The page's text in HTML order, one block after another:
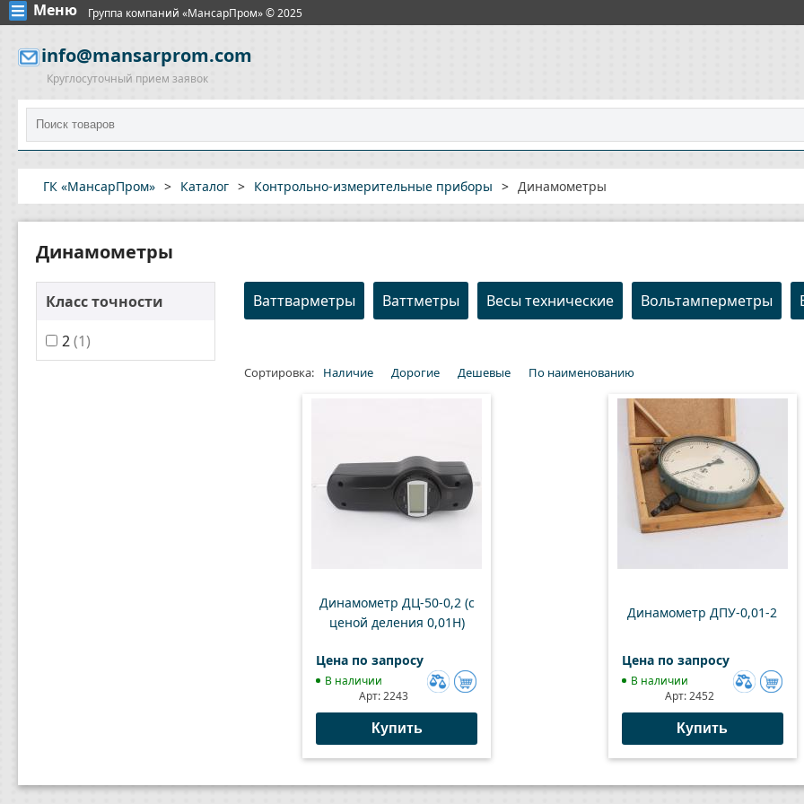
Меню Группа компаний «МансарПром» © 2025
info@mansarprom.com
Круглосуточный прием заявок
ГК «МансарПром» > Каталог > Контрольно-измерительные приборы > Динамометры
Динамометры
Класс точности
2(1)
Ваттварметры Ваттметры Весы технические Вольтамперметры
Сортировка: Наличие Дорогие Дешевые По наименованию
Динамометр ДЦ-50-0,2 (с
ценой деления 0,01Н)
Цена по запросу
сравнению
В наличии
Арт:2243
Купить
Динамометр ДПУ-0,01-2
Цена по запросу
В наличии
Арт:2452
Купить